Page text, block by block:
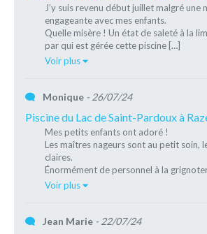
J’y suis revenu début juillet malgré une
engageante avec mes enfants.
Quelle misère ! Un état de saleté à la
par qui est gérée cette piscine […]
Voir plus
Monique - 26/07/24
Piscine du Lac de Saint-Pardoux à
Mes petits enfants ont adoré !
Les maîtres nageurs sont au petit soin,
claires.
Énormément de personnel à la
Voir plus
Jean Marie - 22/07/24